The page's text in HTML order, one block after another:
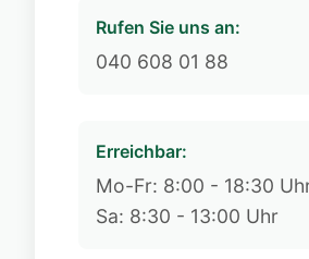
Rufen Sie uns an:
040 608 01 88
Erreichbar:
Mo-Fr: 8:00 - 18:30
Sa: 8:30 - 13:00 Uhr